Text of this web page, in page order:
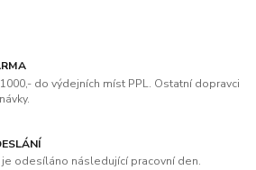
do výdejních míst PPL. Ostatní dopravci
odesíláno následující pracovní den.